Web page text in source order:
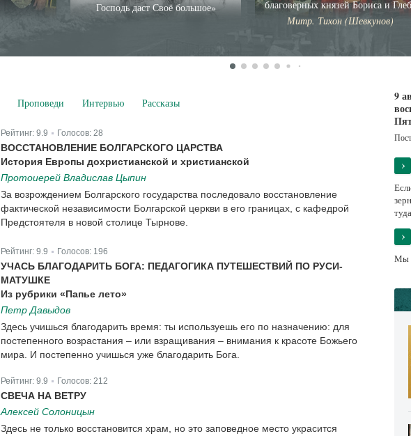
Господь даст Своё большое»
благоверных князей Бориса и
Митр. Тихон (Шевкунов)
Проповеди Интервью Рассказы
Рейтинг: 9.9 Голосов: 28
ВОССТАНОВЛЕНИЕ БОЛГАРСКОГО ЦАРСТВА
История Европы дохристианской и христианской
Протоиерей Владислав Цыпин
За возрождением Болгарского государства последовало восстановление
фактической независимости Болгарской церкви в его границах, с кафедрой
Предстоятеля в новой столице Тырнове.
Рейтинг: 9.9 Голосов: 196
УЧАСЬ БЛАГОДАРИТЬ БОГА: ПЕДАГОГИКА ПУТЕШЕСТВИЙ ПО РУСИ-
МАТУШКЕ
Из рубрики «Папье лето»
Петр Давыдов
Здесь учишься благодарить время: ты используешь его по назначению: для
постепенного возрастания – или взращивания – внимания к красоте Божьего
мира. И постепенно учишься уже благодарить Бога.
Рейтинг: 9.9 Голосов: 212
СВЕЧА НА ВЕТРУ
Алексей Солоницын
Здесь не только восстановится храм, но это заповедное место украсится
9
›
›
Мы